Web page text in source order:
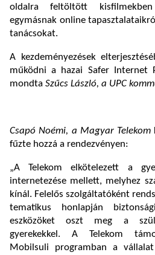
oldalra feltöltött
egymásnak online
tanácsokat.
A kezdeményezések
működni a hazai Safer Internet
mondta Szűcs László, a UPC
Csapó Noémi, a Magyar Telekom
fűzte hozzá a rendezvényen:
„A Telekom elkötelezett a
internetezése mellett, melyhez
kínál. Felelős szolgáltatóként
tematikus honlapján
eszközöket oszt meg a
gyerekekkel. A Telekom
Mobilsuli programban a